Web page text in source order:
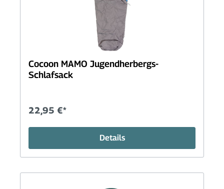
Cocoon MAMO Jugendherbergs-
Schlafsack
22,95 €*
Details